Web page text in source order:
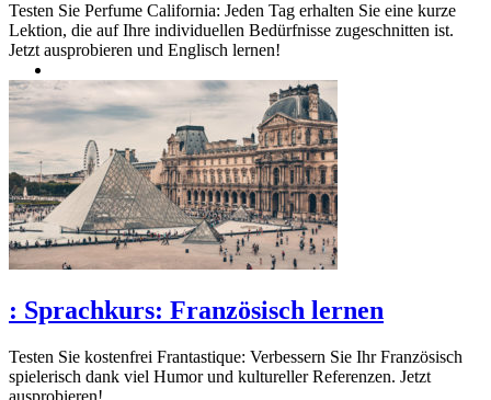
Testen Sie Perfume California: Jeden Tag erhalten Sie eine kurze
Lektion, die auf Ihre individuellen Bedürfnisse zugeschnitten ist.
Jetzt ausprobieren und Englisch lernen!
: Sprachkurs: Französisch lernen
Testen Sie kostenfrei Frantastique: Verbessern Sie Ihr Französisch
spielerisch dank viel Humor und kultureller Referenzen. Jetzt